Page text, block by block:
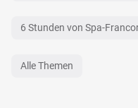
6 Stunden von Spa-
Alle Themen